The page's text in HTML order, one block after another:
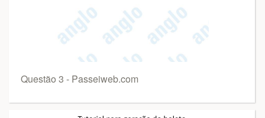
Questão 3 - Passeiweb.com